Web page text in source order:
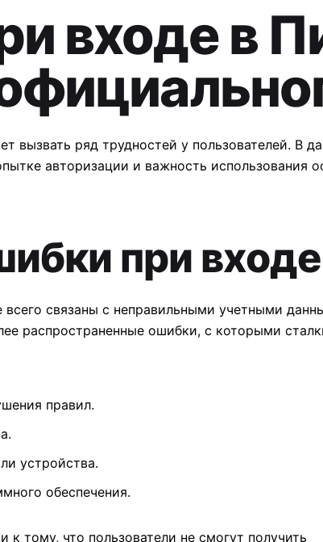
входе в
вызвать ряд трудностей у пользователей. В
авторизации и важность использования
при
связаны с неправильными учетными
распространенные ошибки, с которыми
правил.
устройства.
обеспечения.
тому, что пользователи не смогут получить